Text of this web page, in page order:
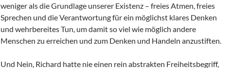
weniger als die Grundlage unserer Existenz – freies Atmen, freies
Sprechen und die Verantwortung für ein möglichst klares Denken
und wehrbereites Tun, um damit so viel wie möglich andere
Menschen zu erreichen und zum Denken und Handeln anzustiften.
Und Nein, Richard hatte nie einen rein abstrakten Freiheitsbegriff,